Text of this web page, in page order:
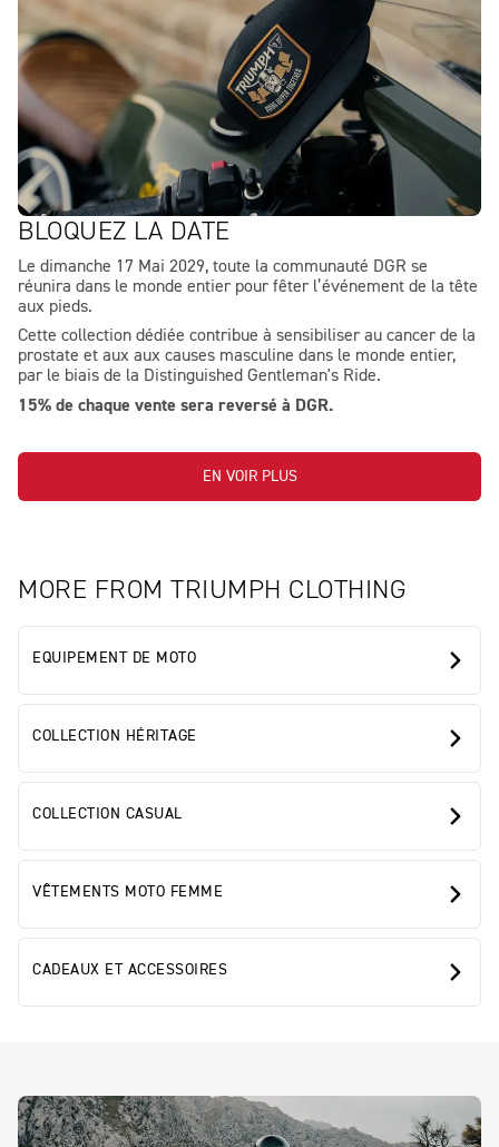
BLOQUEZ LA DATE
Le dimanche 17 Mai 2029, toute la communauté DGR se
réunira dans le monde entier pour fêter l’événement de la tête
aux pieds.
Cette collection dédiée contribue à sensibiliser au cancer de la
prostate et aux aux causes masculine dans le monde entier,
par le biais de la Distinguished Gentleman's Ride.
15% de chaque vente sera reversé à DGR.
EN VOIR PLUS
MORE FROM TRIUMPH CLOTHING
EQUIPEMENT DE MOTO
COLLECTION HÉRITAGE
COLLECTION CASUAL
VÊTEMENTS MOTO FEMME
CADEAUX ET ACCESSOIRES